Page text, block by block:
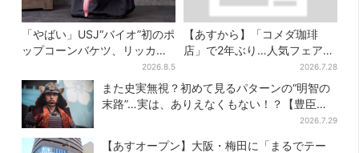
「やばい」USJ“バイオ”初のポ
ップコーンバケツ、リッカー
が背中に張りつく衝撃デザイ
ンに騒然…フレーバーにも反
応
2026.8.5
【あすから】「コメダ珈琲
店」で2年ぶり…人気フェアが
復活！“ハワイ旅行が当た
る”キャンペーンも
2026.7.28
また史実無視？初めて見るパターンの“明智の
末路”…実は、ありえなくもない！？【豊臣兄
2026.7.29
【あすオープン】大阪・梅田に「まるでテー